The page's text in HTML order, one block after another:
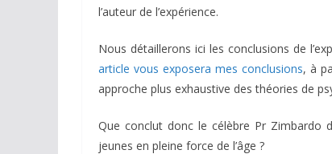
l’auteur de l’expérience.
Nous détaillerons ici les conclusions de
article vous exposera mes conclusions, à
approche plus exhaustive des théories de
Que conclut donc le célèbre Pr Zimbardo
jeunes en pleine force de l’âge ?